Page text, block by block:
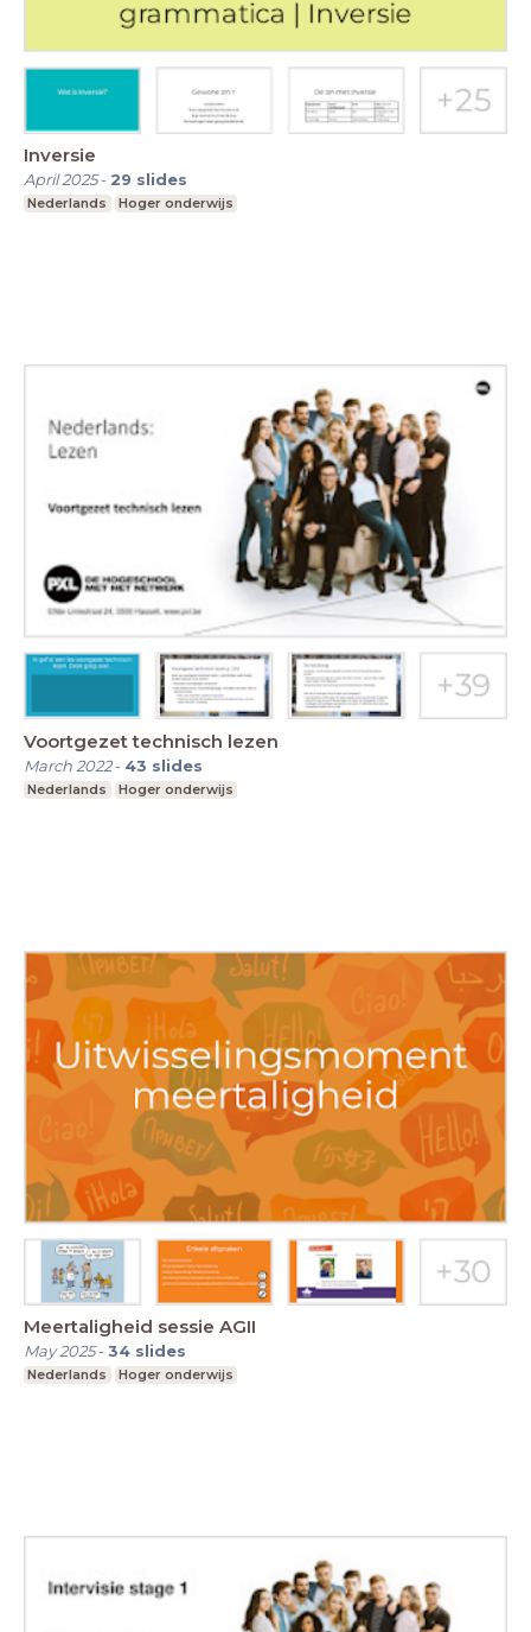
Inversie
April 2025- 29 slides
Nederlands Hoger onderwijs
Voortgezet technisch lezen
March 2022- 43 slides
Nederlands Hoger onderwijs
Meertaligheid sessie AGII
May 2025-34 slides
Nederlands Hoger onderwijs